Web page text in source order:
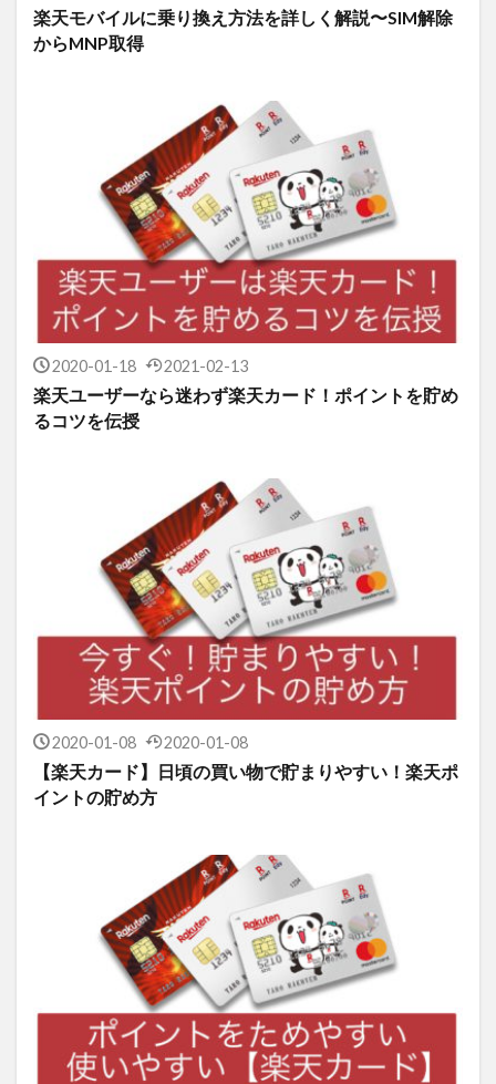
楽天モバイルに乗り換え方法を詳しく解説〜SIM解除
からMNP取得
2020-01-18 2021-02-13
楽天ユーザーなら迷わず楽天カード！ポイントを貯め
るコツを伝授
2020-01-08 2020-01-08
【楽天カード】日頃の買い物で貯まりやすい！楽天ポ
イントの貯め方